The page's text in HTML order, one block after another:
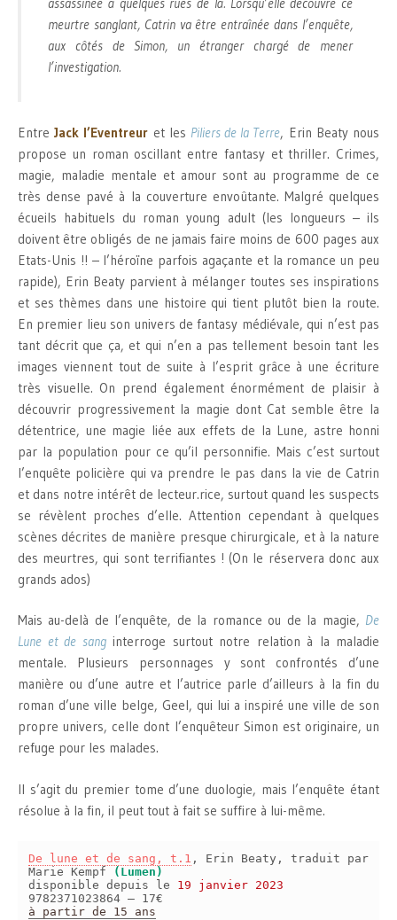
meurtre sanglant, Catrin va être entraînée dans l’enquête,
aux côtés de Simon, un étranger chargé de mener
l’investigation.
EntreJack l’Eventreur et les Piliers de la Terre, Erin Beaty nous
propose un roman oscillant entre fantasy et thriller. Crimes,
magie, maladie mentale et amour sont au programme de ce
très dense pavé à la couverture envoûtante. Malgré quelques
écueils habituels du roman young adult (les longueurs – ils
doivent être obligés de ne jamais faire moins de 600 pages aux
Etats-Unis !! – l’héroïne parfois agaçante et la romance un peu
rapide), Erin Beaty parvient à mélanger toutes ses inspirations
et ses thèmes dans une histoire qui tient plutôt bien la route.
En premier lieu son univers de fantasy médiévale, qui n’est pas
tant décrit que ça, et qui n’en a pas tellement besoin tant les
images viennent tout de suite à l’esprit grâce à une écriture
très visuelle. On prend également énormément de plaisir à
découvrir progressivement la magie dont Cat semble être la
détentrice, une magie liée aux effets de la Lune, astre honni
par la population pour ce qu’il personnifie. Mais c’est surtout
l’enquête policière qui va prendre le pas dans la vie de Catrin
et dans notre intérêt de lecteur.rice, surtout quand les suspects
se révèlent proches d’elle. Attention cependant à quelques
scènes décrites de manière presque chirurgicale, et à la nature
des meurtres, qui sont terrifiantes ! (On le réservera donc aux
grands ados)
Mais au-delà de l’enquête, de la romance ou de la magie, De
Lune et de sanginterroge surtout notre relation à la maladie
mentale. Plusieurs personnages y sont confrontés d’une
manière ou d’une autre et l’autrice parle d’ailleurs à la fin du
roman d’une ville belge, Geel, qui lui a inspiré une ville de son
propre univers, celle dont l’enquêteur Simon est originaire, un
refuge pour les malades.
Il s’agit du premier tome d’une duologie, mais l’enquête étant
résolue à la fin, il peut tout à fait se suffire à lui-même.
De lune et de sang, t.1 , Erin Beaty, traduit par
Marie Kempf
(Lumen)
disponible depuis le 19 janvier 2023
9782371023864 – 17€
à partir de 15 ans